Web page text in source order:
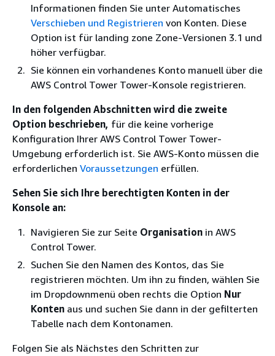
Informationen finden Sie unter Automatisches
Verschieben und Registrieren von Konten. Diese
Option ist für landing zone Zone-Versionen 3.1 und
höher verfügbar.
Sie können ein vorhandenes Konto manuell über die
AWS Control Tower Tower-Konsole registrieren.
In den folgenden Abschnitten wird die zweite
Option beschrieben, für die keine vorherige
Konfiguration Ihrer AWS Control Tower Tower-
Umgebung erforderlich ist. Sie AWS-Konto müssen die
erforderlichen Voraussetzungen erfüllen.
Sehen Sie sich Ihre berechtigten Konten in der
Konsole an:
Navigieren Sie zur Seite Organisation in AWS
Control Tower.
Suchen Sie den Namen des Kontos, das Sie
registrieren möchten. Um ihn zu finden, wählen Sie
im Dropdownmenü oben rechts die Option Nur
Konten aus und suchen Sie dann in der gefilterten
Tabelle nach dem Kontonamen.
Folgen Sie als Nächstes den Schritten zur